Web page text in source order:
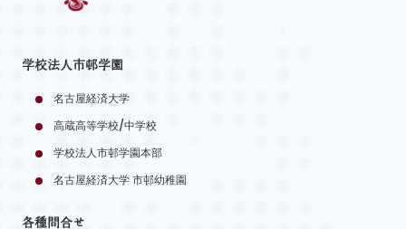
学校法人市邨学園
名古屋経済大学
高蔵高等学校/中学校
学校法人市邨学園本部
名古屋経済大学 市邨幼稚園
各種問合せ